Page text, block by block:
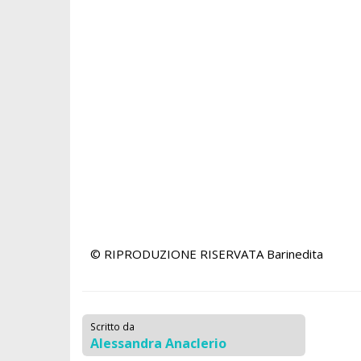
© RIPRODUZIONE RISERVATA Barinedita
Scritto da
Alessandra Anaclerio